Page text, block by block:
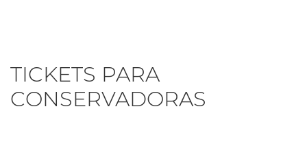
TICKETS PARA
CONSERVADORAS